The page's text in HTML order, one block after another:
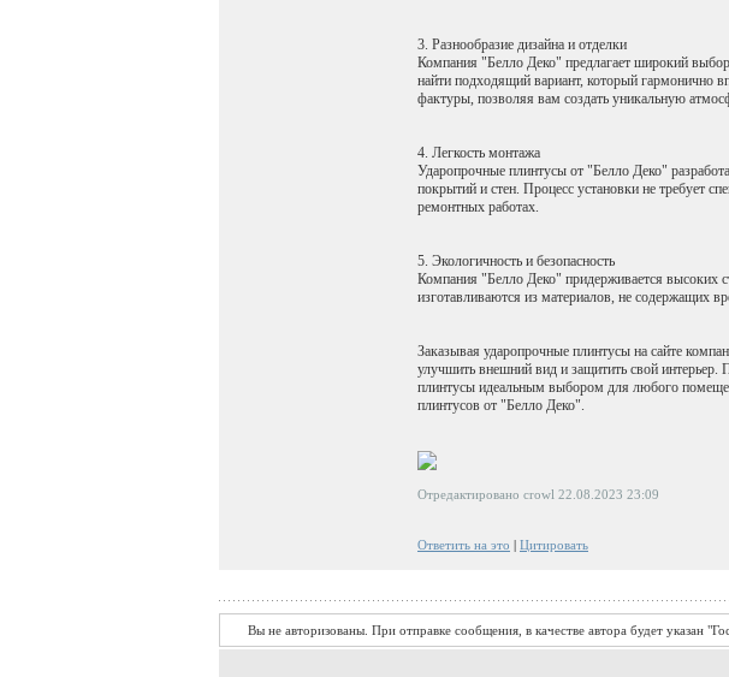
3. Разнообразие дизайна и отделки
Компания "Белло Деко" предлагает широкий
найти подходящий вариант, который гармонично
фактуры, позволяя вам создать уникальную
4. Легкость монтажа
Ударопрочные плинтусы от "Белло Деко"
покрытий и стен. Процесс установки не требует
ремонтных работах.
5. Экологичность и безопасность
Компания "Белло Деко" придерживается высоких
изготавливаются из материалов, не содержащих
Заказывая ударопрочные плинтусы на сайте
улучшить внешний вид и защитить свой интерьер.
плинтусы идеальным выбором для любого
плинтусов от "Белло Деко".
Отредактировано crowl 22.08.2023 23:09
Ответить на это | Цитировать
Вы не авторизованы. При отправке сообщения, в качестве автора будет указан